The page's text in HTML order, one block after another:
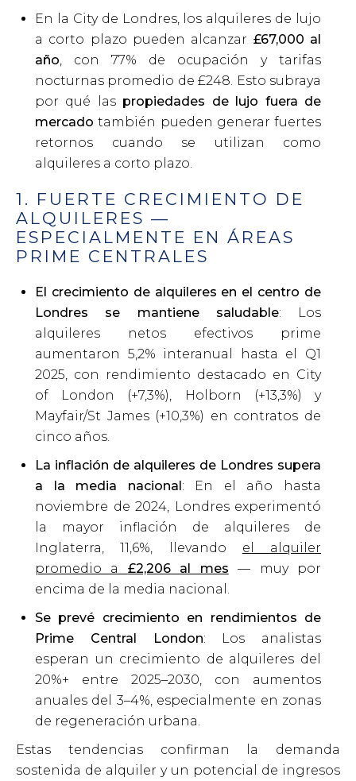
En la City de Londres, los alquileres de lujo
a corto plazo pueden alcanzar £67,000 al
año, con 77% de ocupación
y tarifas
nocturnas promedio de £248. Esto subraya
por qué las propiedades de lujo fuera de
mercado también pueden generar fuertes
retornos cuando se utilizan como
alquileres a corto plazo.
1. FUERTE CRECIMIENTO DE
ALQUILERES —
ESPECIALMENTE EN ÁREAS
PRIME CENTRALES
El crecimiento de alquileres en el centro de
Londres se mantiene saludable: Los
alquileres netos efectivos prime
aumentaron 5,2% interanual hasta el Q1
2025, con rendimiento destacado en City
of London (+7,3%), Holborn (+13,3%) y
Mayfair/St James (+10,3%) en contratos de
cinco años.
La inflación de alquileres de Londres supera
a la media nacional: En el año hasta
noviembre de 2024, Londres experimentó
la mayor inflación de alquileres de
Inglaterra, 11,6%, llevando el alquiler
promedio a £2,206 al mes — muy por
encima de la media nacional.
Se prevé crecimiento en rendimientos de
Prime Central London: Los analistas
esperan un crecimiento de alquileres del
20%+ entre 2025–2030, con aumentos
anuales del 3–4%, especialmente en zonas
de regeneración urbana.
Estas tendencias confirman la demanda
sostenida de alquiler y un potencial de ingresos